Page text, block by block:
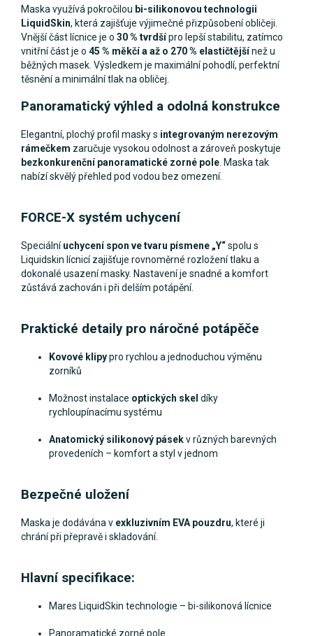
Maska využívá pokročilou bi-silikonovou technologii
LiquidSkin, která zajišťuje výjimečné přizpůsobení obličeji.
Vnější část lícnice je o 30 % tvrdšípro lepší stabilitu, zatímco
vnitřní část je o 45 % měkčí a až o 270 % elastičtějšínež u
běžných masek. Výsledkem je maximální pohodlí, perfektní
těsnění a minimální tlak na obličej.
Panoramatický výhled a odolná konstrukce
Elegantní, plochý profil masky s integrovaným nerezovým
rámečkem zaručuje vysokou odolnost a zároveň poskytuje
bezkonkurenční panoramatické zorné pole . Maska tak
nabízí skvělý přehled pod vodou bez omezení.
FORCE-X systém uchycení
Speciálníuchycení spon ve tvaru písmene „Y“spolu s
Liquidskin lícnicí zajišťuje rovnoměrné rozložení tlaku a
dokonalé usazení masky. Nastavení je snadné a komfort
zůstává zachován i při delším potápění.
Praktické detaily pro náročné potápěče
Kovové klipypro rychlou a jednoduchou výměnu
zorníků
Možnost instalace optických skel díky
rychloupínacímu systému
Anatomický silikonový pásekv různých barevných
provedeních – komfort a styl v jednom
Bezpečné uložení
Maska je dodávána v exkluzivním EVA pouzdru, které ji
chrání při přepravě i skladování.
Hlavní specifikace:
Mares LiquidSkin technologie – bi-silikonová lícnice
Panoramatické zorné pole